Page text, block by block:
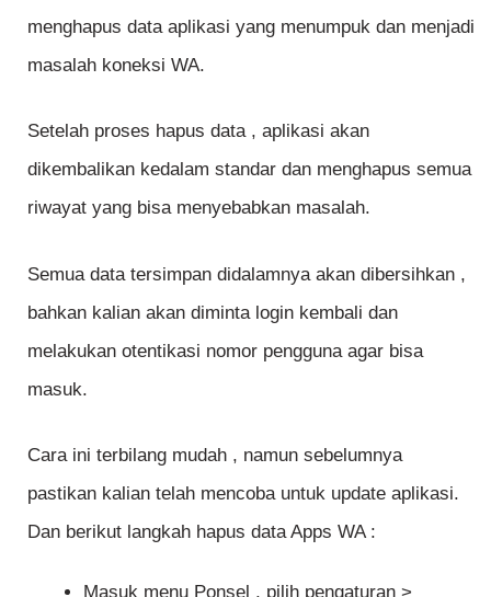
menghapus data aplikasi yang menumpuk dan menjadi
masalah koneksi WA.
Setelah proses hapus data , aplikasi akan
dikembalikan kedalam standar dan menghapus semua
riwayat yang bisa menyebabkan masalah.
Semua data tersimpan didalamnya akan dibersihkan ,
bahkan kalian akan diminta login kembali dan
melakukan otentikasi nomor pengguna agar bisa
masuk.
Cara ini terbilang mudah , namun sebelumnya
pastikan kalian telah mencoba untuk update aplikasi.
Dan berikut langkah hapus data Apps WA :
Masuk menu Ponsel , pilih pengaturan >